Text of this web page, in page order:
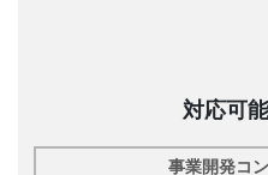
対応可
事業開発コ